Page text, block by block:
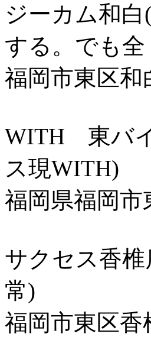
ジーカム和
する。でも
福岡市東区和
WITH 東バ
ス現WITH)
福岡県福岡市
サクセス香
常)
福岡市東区香